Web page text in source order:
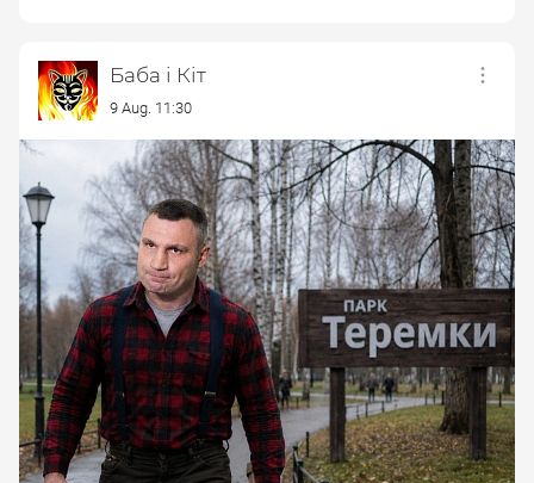
Баба і Кіт
9 Aug. 11:30